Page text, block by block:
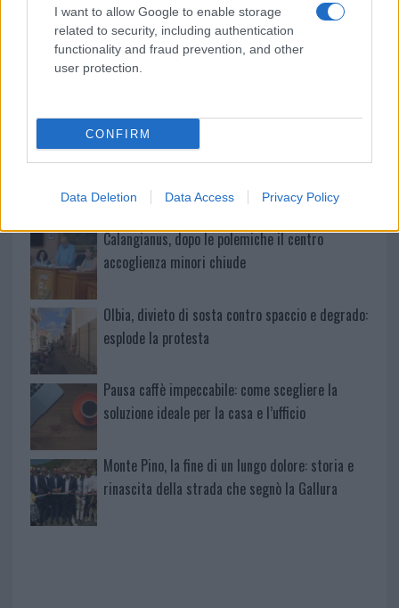
I want to allow Google to enable storage
related to security, including authentication
functionality and fraud prevention, and other
user protection.
CONFIRM
Data Deletion Data Access Privacy Policy
Ristorante distrutto dalle fiamme a La
Maddalena, incendio a Monti d’à rena
Michelle Hunziker in Gallura, bella anche dal
vivo: un amico vip svela come fa
Calangianus, dopo le polemiche il centro
accoglienza minori chiude
Olbia, divieto di sosta contro spaccio e degrado:
esplode la protesta
Pausa caffè impeccabile: come scegliere la
soluzione ideale per la casa e l’ufficio
Monte Pino, la fine di un lungo dolore: storia e
rinascita della strada che segnò la Gallura